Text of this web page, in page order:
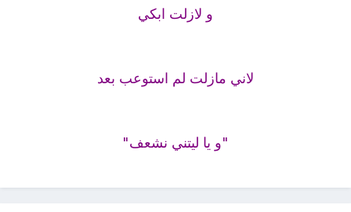
و لازلت ابكي
لاني مازلت لم استوعب بعد
"و يا ليتني نشعف"